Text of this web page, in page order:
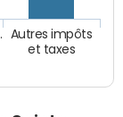
Autres impôts
et taxes